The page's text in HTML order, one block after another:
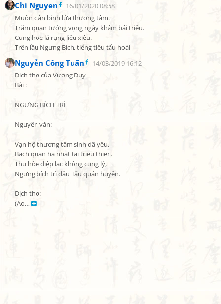
Chi Nguyen
16/01/2020 08:58
Muôn dân binh lửa thương tâm.
Trăm quan tưởng vọng ngày khâm bái triều.
Cung hòe lá rụng liêu xiêu.
Trên lầu Ngưng Bích, tiếng tiêu tấu hoài
Nguyễn Công Tuấn
14/03/2019 16:12
Dịch thơ của Vương Duy
Bài :
NGƯNG BÍCH TRÌ
Nguyên văn:
Vạn hộ thương tâm sinh dã yêu,
Bách quan hà nhật tái triêu thiên.
Thu hòe diệp lạc không cung lý,
Ngưng bích trì đầu Tấu quản huyền.
Dịch thơ:
(Ao…